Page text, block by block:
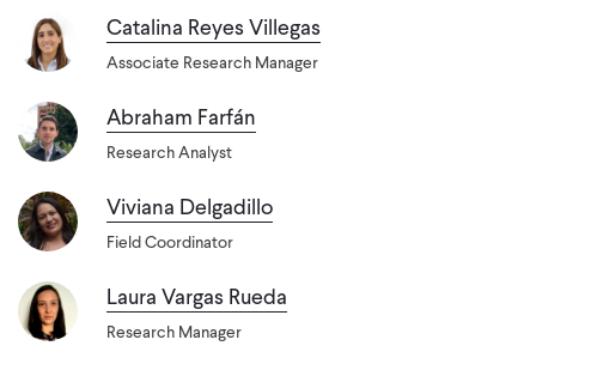
Catalina Reyes Villegas
Associate Research Manager
Abraham Farfán
Research Analyst
Viviana Delgadillo
Field Coordinator
Laura Vargas Rueda
Research Manager